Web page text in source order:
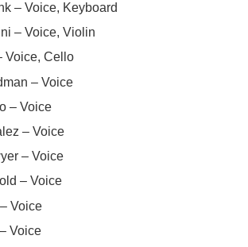
– Voice, Keyboard
– Voice, Violin
Voice, Cello
– Voice
– Voice
– Voice
– Voice
– Voice
Voice
Voice